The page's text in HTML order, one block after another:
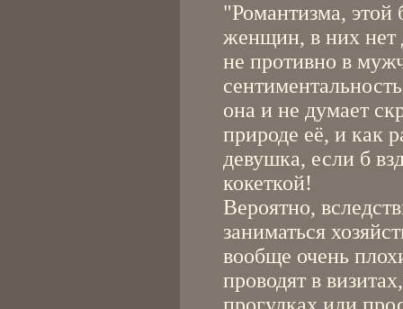
"Романтизма,
женщин, в них нет
не противно в
она и не думает
природе её, и как
девушка, если б
кокеткой!
Вероятно,
заниматься
вообще очень
проводят в